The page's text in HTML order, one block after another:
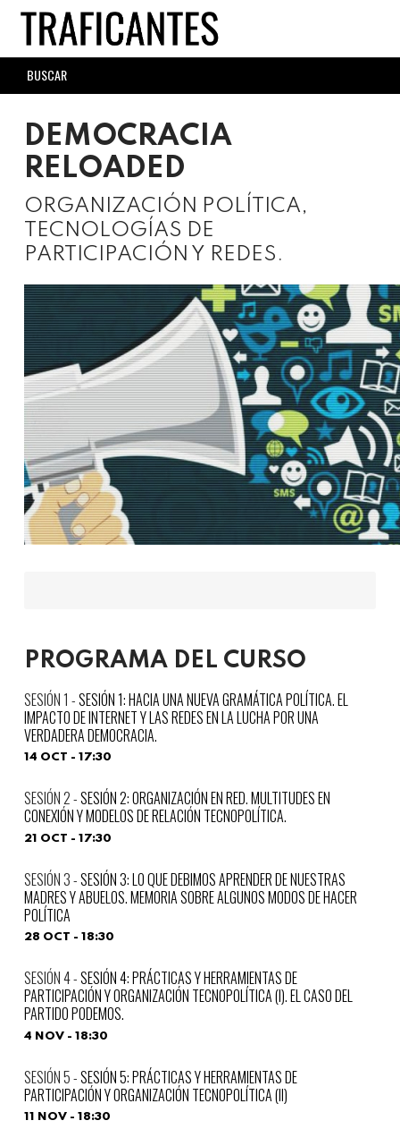
Skip
main
content
SEARCH
FORM
DEMOCRACIA
RELOADED
ORGANIZACIÓN POLÍTICA,
TECNOLOGÍAS DE
PARTICIPACIÓN Y REDES.
PROGRAMA DEL CURSO
SESIÓN 1: HACIA UNA NUEVA GRAMÁTICA POLÍTICA. EL
IMPACTO DE INTERNET Y LAS REDES EN LA LUCHA POR UNA
VERDADERA DEMOCRACIA.
14 OCT - 17:30
SESIÓN 2: ORGANIZACIÓN EN RED. MULTITUDES EN
CONEXIÓN Y MODELOS DE RELACIÓN TECNOPOLÍTICA.
21 OCT - 17:30
SESIÓN 3: LO QUE DEBIMOS APRENDER DE NUESTRAS
MADRES Y ABUELOS. MEMORIA SOBRE ALGUNOS MODOS DE HACER
POLÍTICA
28 OCT - 18:30
SESIÓN 4: PRÁCTICAS Y HERRAMIENTAS DE
PARTICIPACIÓN Y ORGANIZACIÓN TECNOPOLÍTICA (I). EL CASO DEL
PARTIDO PODEMOS.
4 NOV - 18:30
SESIÓN 5: PRÁCTICAS Y HERRAMIENTAS DE
PARTICIPACIÓN Y ORGANIZACIÓN TECNOPOLÍTICA (II)
11 NOV - 18:30